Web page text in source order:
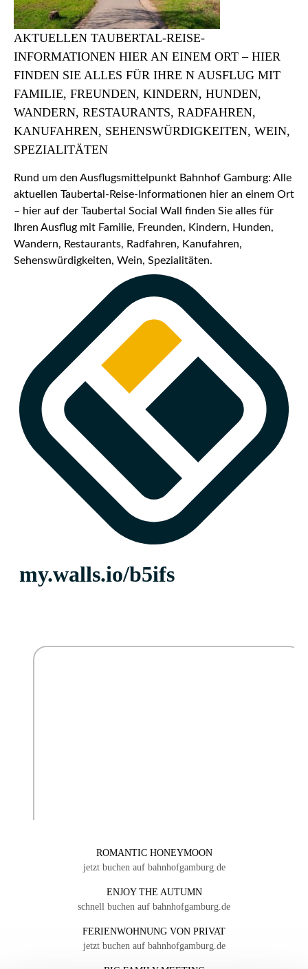
AKTUELLEN TAUBERTAL-REISE-
INFORMATIONEN HIER AN EINEM ORT – HIER
FINDEN SIE ALLES FÜR IHRE N AUSFLUG MIT
FAMILIE, FREUNDEN, KINDERN, HUNDEN,
WANDERN, RESTAURANTS, RADFAHREN,
KANUFAHREN, SEHENSWÜRDIGKEITEN, WEIN,
SPEZIALITÄTEN
Rund um den Ausflugsmittelpunkt Bahnhof Gamburg: Alle
aktuellen Taubertal-Reise-Informationen hier an einem Ort
– hier auf der Taubertal Social Wall finden Sie alles für
Ihren Ausflug mit Familie, Freunden, Kindern, Hunden,
Wandern, Restaurants, Radfahren, Kanufahren,
Sehenswürdigkeiten, Wein, Spezialitäten.
ROMANTIC HONEYMOON
jetzt buchen auf bahnhofgamburg.de
ENJOY THE AUTUMN
schnell buchen auf bahnhofgamburg.de
FERIENWOHNUNG VON PRIVAT
jetzt buchen auf bahnhofgamburg.de